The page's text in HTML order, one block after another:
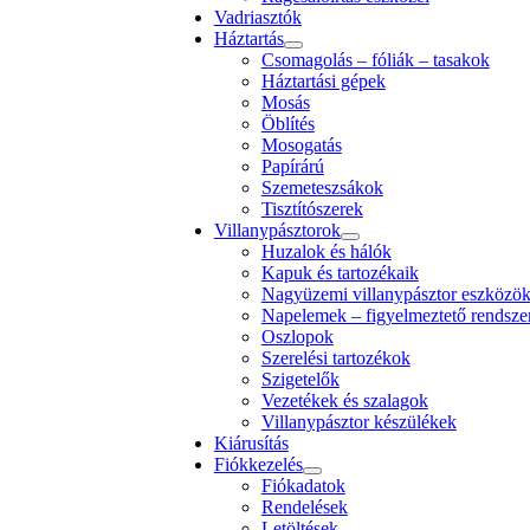
Vadriasztók
Háztartás
Csomagolás – fóliák – tasakok
Háztartási gépek
Mosás
Öblítés
Mosogatás
Papírárú
Szemeteszsákok
Tisztítószerek
Villanypásztorok
Huzalok és hálók
Kapuk és tartozékaik
Nagyüzemi villanypásztor eszközök
Napelemek – figyelmeztető
Oszlopok
Szerelési tartozékok
Szigetelők
Vezetékek és szalagok
Villanypásztor készülékek
Kiárusítás
Fiókkezelés
Fiókadatok
Rendelések